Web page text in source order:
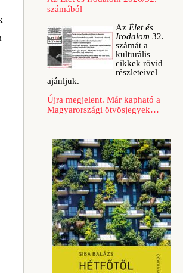
számából
Az Élet és
Irodalom 32.
számát a
kulturális
cikkek rövid
részleteivel
ajánljuk.
Újra megjelent. Már kapható a
Magyarországi ötvösjegyek…